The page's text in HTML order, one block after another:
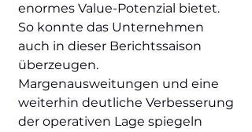
enormes Value-Potenzial bietet.
So konnte das Unternehmen
auch in dieser Berichtssaison
überzeugen.
Margenausweitungen und eine
weiterhin deutliche Verbesserung
der operativen Lage spiegeln